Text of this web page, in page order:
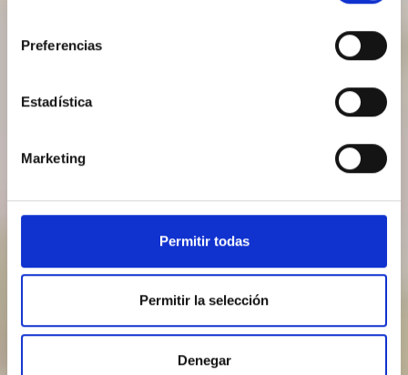
Preferencias
Estadística
Marketing
Permitir todas
Permitir la selección
Denegar